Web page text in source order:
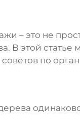
– это не
В этой статье
по